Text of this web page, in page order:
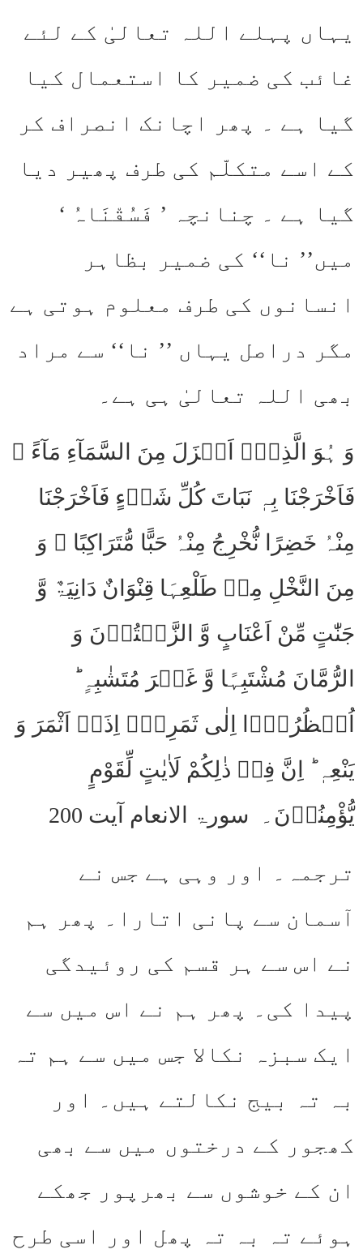
یہاں پہلے اللہ تعالیٰ کے لئے
غائب کی ضمیر کا استعمال کیا
گیا ہے ۔ پھر اچانک انصراف کر
کے اسے متکلّم کی طرف پھیر دیا
گیا ہے ۔ چنانچہ ’ فَسُقْنَاہُ ‘
میں’’ نا‘‘ کی ضمیر بظاہر
انسانوں کی طرف معلوم ہوتی ہے
مگر دراصل یہاں ’’ نا‘‘ سے مراد
بھی اللہ تعالیٰ ہی ہے۔
وَ ہُوَ الَّذِیۡۤ اَنۡزَلَ مِنَ السَّمَآءِ مَآءً ۚ
فَاَخْرَجْنَا بِہٖ نَبَاتَ کُلِّ شَیۡءٍ فَاَخْرَجْنَا
مِنْہُ خَضِرًا نُّخْرِجُ مِنْہُ حَبًّا مُّتَرَاکِبًا ۚ وَ
مِنَ النَّخْلِ مِنۡ طَلْعِہَا قِنْوَانٌ دَانِیَۃٌ وَّ
جَنّٰتٍ مِّنْ اَعْنَابٍ وَّ الزَّیۡتُوۡنَ وَ
الرُّمَّانَ مُشْتَبِہًا وَّ غَیۡرَ مُتَشٰبِہٍ ؕ
اُنۡظُرُوۡۤا اِلٰی ثَمَرِہٖۤ اِذَاۤ اَثْمَرَ وَ
یَنْعِہٖ ؕ اِنَّ فِیۡ ذٰلِکُمْ لَاٰیٰتٍ لِّقَوْمٍ
یُّؤْمِنُوۡنَ۔ سورۃ الانعام آیت 200
ترجمہ۔ اور وہی ہے جس نے
آسمان سے پانی اتارا۔ پھر ہم
نے اس سے ہر قسم کی روئیدگی
پیدا کی۔ پھر ہم نے اس میں سے
ایک سبزہ نکالا جس میں سے ہم تہ
بہ تہ بیج نکالتے ہیں۔ اور
کھجور کے درختوں میں سے بھی
ان کے خوشوں سے بھرپور جھکے
ہوئے تہ بہ تہ پھل اور اسی طرح